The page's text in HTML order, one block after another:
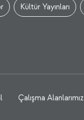
Kültür Yayınları
Çalışma Alanlarımız